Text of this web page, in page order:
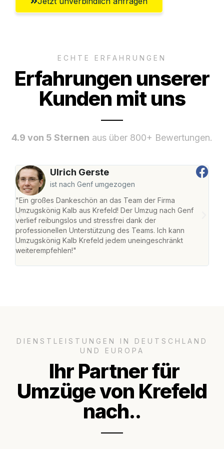
ECHTE ERFAHRUNGEN
Erfahrungen unserer
Kunden mit uns
4.9 von 5 Sternen aus über 800+ Bewertungen.
Ulrich Gerste
ist nach Genf umgezogen
"Ein großes Dankeschön an das Team der Firma
Umzugskönig Kalb aus Krefeld! Der Umzug nach Genf
verlief reibungslos und stressfrei dank der
professionellen Unterstützung des Teams. Ich kann
Umzugskönig Kalb Krefeld jedem uneingeschränkt
weiterempfehlen!"
DIENSTLEISTUNGEN IN DEUTSCHLAND
UND EUROPA
Ihr Partner für
Umzüge von Krefeld
nach..